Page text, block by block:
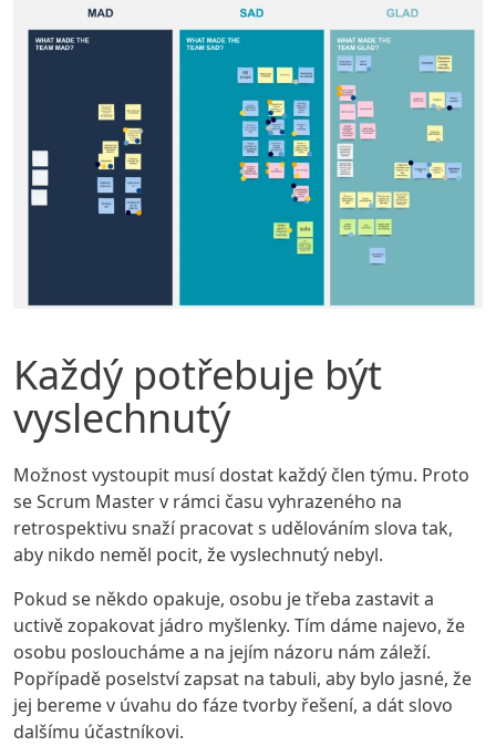
Každý potřebuje být
vyslechnutý
Možnost vystoupit musí dostat každý člen týmu. Proto
se Scrum Master v rámci času vyhrazeného na
retrospektivu snaží pracovat s udělováním slova tak,
aby nikdo neměl pocit, že vyslechnutý nebyl.
Pokud se někdo opakuje, osobu je třeba zastavit a
uctivě zopakovat jádro myšlenky. Tím dáme najevo, že
osobu posloucháme a na jejím názoru nám záleží.
Popřípadě poselství zapsat na tabuli, aby bylo jasné, že
jej bereme v úvahu do fáze tvorby řešení, a dát slovo
dalšímu účastníkovi.